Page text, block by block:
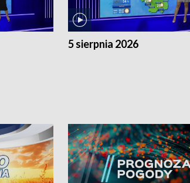
5 sierpnia 2026